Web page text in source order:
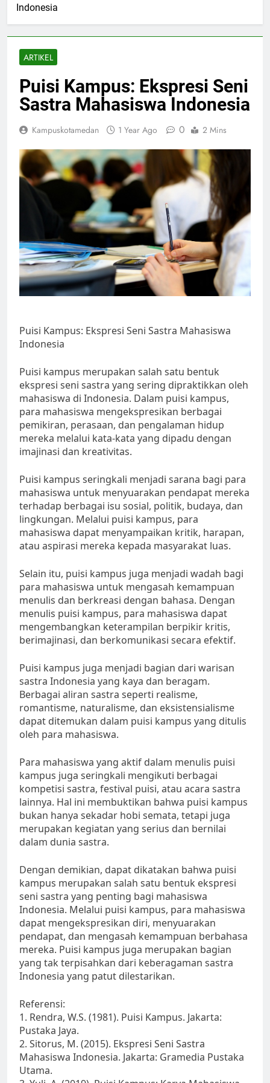
Indonesia
ARTIKEL
Puisi Kampus: Ekspresi Seni
Sastra Mahasiswa Indonesia
Kampuskotamedan 1 Year Ago 0 2 Mins
Puisi Kampus: Ekspresi Seni Sastra Mahasiswa
Indonesia
Puisi kampus merupakan salah satu bentuk
ekspresi seni sastra yang sering dipraktikkan oleh
mahasiswa di Indonesia. Dalam puisi kampus,
para mahasiswa mengekspresikan berbagai
pemikiran, perasaan, dan pengalaman hidup
mereka melalui kata-kata yang dipadu dengan
imajinasi dan kreativitas.
Puisi kampus seringkali menjadi sarana bagi para
mahasiswa untuk menyuarakan pendapat mereka
terhadap berbagai isu sosial, politik, budaya, dan
lingkungan. Melalui puisi kampus, para
mahasiswa dapat menyampaikan kritik, harapan,
atau aspirasi mereka kepada masyarakat luas.
Selain itu, puisi kampus juga menjadi wadah bagi
para mahasiswa untuk mengasah kemampuan
menulis dan berkreasi dengan bahasa. Dengan
menulis puisi kampus, para mahasiswa dapat
mengembangkan keterampilan berpikir kritis,
berimajinasi, dan berkomunikasi secara efektif.
Puisi kampus juga menjadi bagian dari warisan
sastra Indonesia yang kaya dan beragam.
Berbagai aliran sastra seperti realisme,
romantisme, naturalisme, dan eksistensialisme
dapat ditemukan dalam puisi kampus yang ditulis
oleh para mahasiswa.
Para mahasiswa yang aktif dalam menulis puisi
kampus juga seringkali mengikuti berbagai
kompetisi sastra, festival puisi, atau acara sastra
lainnya. Hal ini membuktikan bahwa puisi kampus
bukan hanya sekadar hobi semata, tetapi juga
merupakan kegiatan yang serius dan bernilai
dalam dunia sastra.
Dengan demikian, dapat dikatakan bahwa puisi
kampus merupakan salah satu bentuk ekspresi
seni sastra yang penting bagi mahasiswa
Indonesia. Melalui puisi kampus, para mahasiswa
dapat mengekspresikan diri, menyuarakan
pendapat, dan mengasah kemampuan berbahasa
mereka. Puisi kampus juga merupakan bagian
yang tak terpisahkan dari keberagaman sastra
Indonesia yang patut dilestarikan.
Referensi:
1. Rendra, W.S. (1981). Puisi Kampus. Jakarta:
Pustaka Jaya.
2. Sitorus, M. (2015). Ekspresi Seni Sastra
Mahasiswa Indonesia. Jakarta: Gramedia Pustaka
Utama.